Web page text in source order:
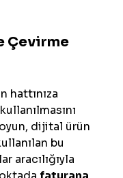
Çevirme
hattınıza
dijital ürün
bu
aracılığıyla